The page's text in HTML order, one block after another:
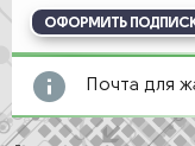
ОФОРМИТЬ
Почта для